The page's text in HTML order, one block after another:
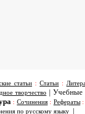
статьи : Статьи :
творчество | Учебные
: Сочинения: Рефераты:
по русскому языку |